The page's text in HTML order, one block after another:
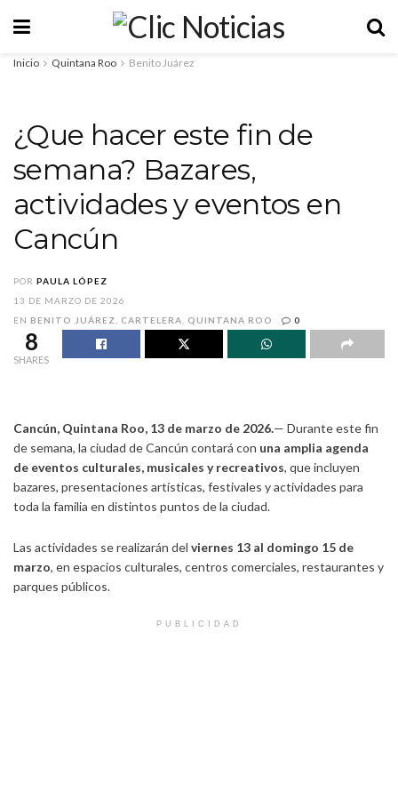
Inicio Quintana Roo Benito Juárez
¿Que hacer este fin de
semana? Bazares,
actividades y eventos en
Cancún
POR PAULA LÓPEZ
13 DE MARZO DE 2026
EN BENITO JUÁREZ CARTELERA QUINTANA ROO 0
8
SHARES
Cancún, Quintana Roo, 13 de marzo de 2026.— Durante este fin
de semana, la ciudad de Cancún contará con una amplia agenda
de eventos culturales, musicales y recreativos, que incluyen
bazares, presentaciones artísticas, festivales y actividades para
toda la familia en distintos puntos de la ciudad.
Las actividades se realizarán del viernes 13 al domingo 15 de
marzo, en espacios culturales, centros comerciales, restaurantes y
parques públicos.
PUBLICIDAD